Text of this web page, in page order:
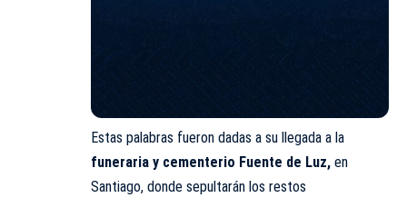
Estas palabras fueron dadas a su llegada a la
funeraria y cementerio Fuente de Luz, en
Santiago, donde sepultarán los restos